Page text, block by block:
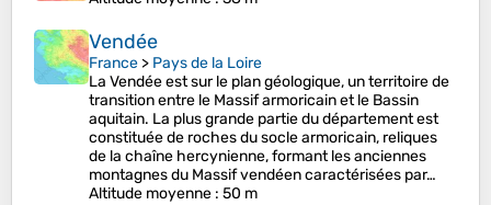
Vendée
France > Pays de la Loire
La Vendée est sur le plan géologique, un territoire de
transition entre le Massif armoricain et le Bassin
aquitain. La plus grande partie du département est
constituée de roches du socle armoricain, reliques
de la chaîne hercynienne, formant les anciennes
montagnes du Massif vendéen caractérisées par…
Altitude moyenne : 50 m